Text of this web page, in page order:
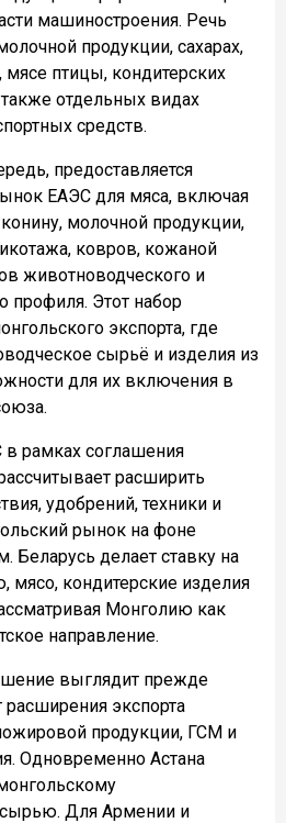
машиностроения. Речь
продукции, сахарах,
мясе птицы, кондитерских
также отдельных видах
средств.
предоставляется
ЕАЭС для мяса, включая
молочной продукции,
ковров, кожаной
животноводческого и
профиля. Этот набор
экспорта, где
сырьё и изделия из
для их включения в
рамках соглашения
расширить
удобрений, техники и
рынок на фоне
Беларусь делает ставку на
кондитерские изделия
Монголию как
направление.
выглядит прежде
расширения экспорта
продукции, ГСМ и
Одновременно Астана
Для Армении и